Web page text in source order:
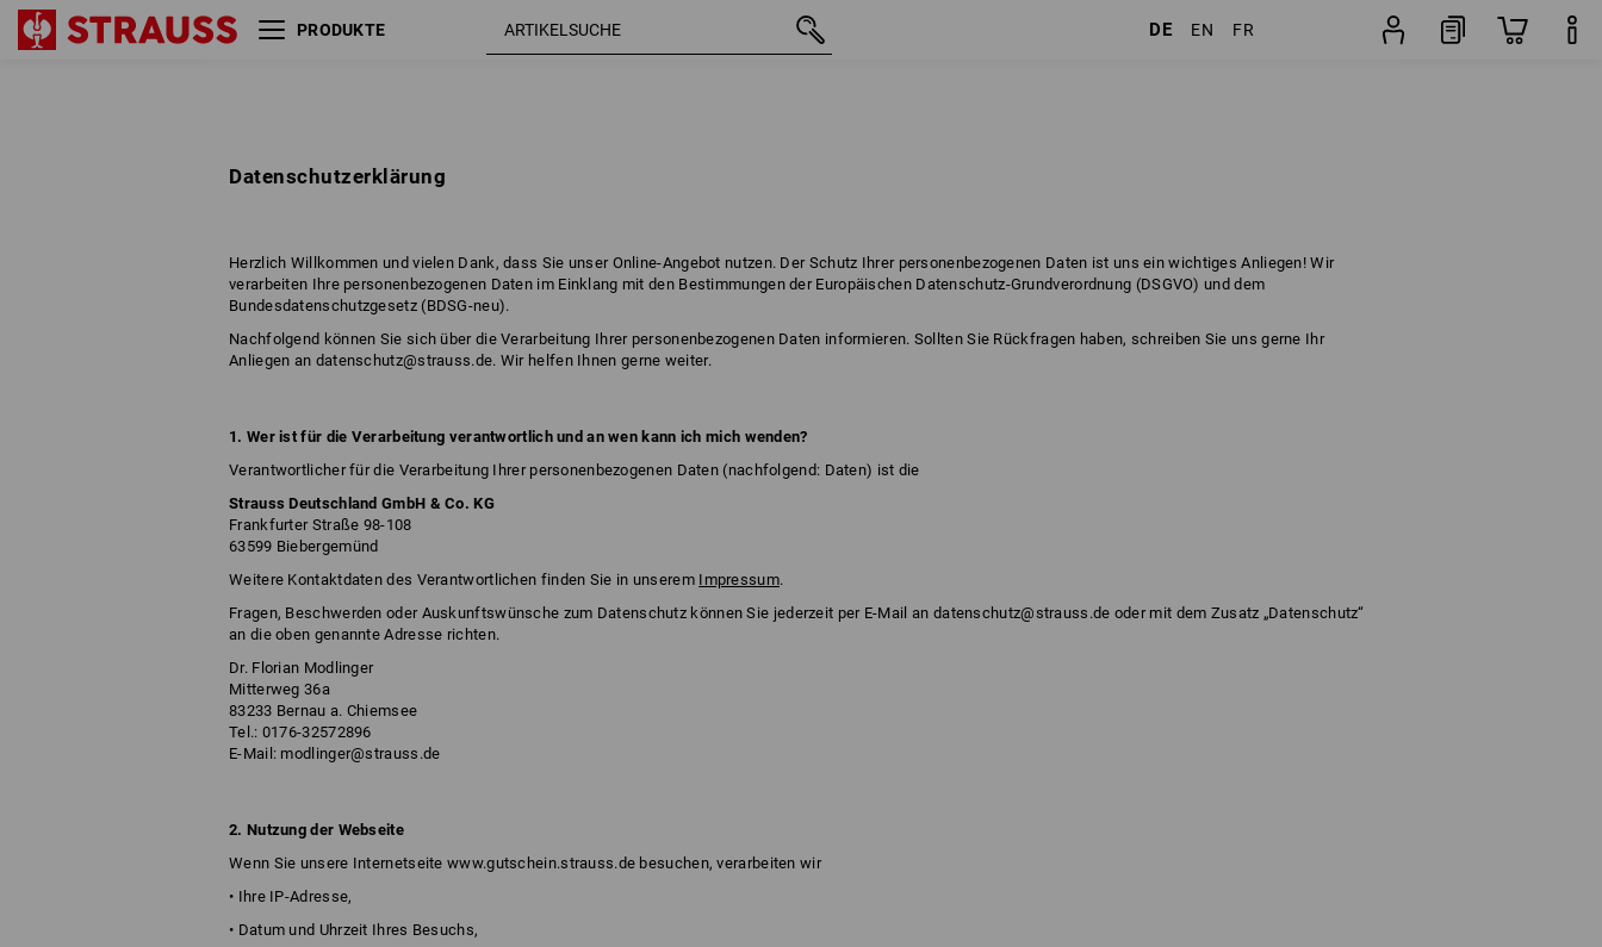
PRODUKTE DE EN FR
Datenschutzerklärung
Herzlich Willkommen und vielen Dank, dass Sie unser Online-Angebot nutzen. Der Schutz Ihrer personenbezogenen Daten ist uns ein wichtiges Anliegen! Wir
verarbeiten Ihre personenbezogenen Daten im Einklang mit den Bestimmungen der Europäischen Datenschutz-Grundverordnung (DSGVO) und dem
Bundesdatenschutzgesetz (BDSG-neu).
Nachfolgend können Sie sich über die Verarbeitung Ihrer personenbezogenen Daten informieren. Sollten Sie Rückfragen haben, schreiben Sie uns gerne Ihr
Anliegen an datenschutz@strauss.de. Wir helfen Ihnen gerne weiter.
1. Wer ist für die Verarbeitung verantwortlich und an wen kann ich mich wenden?
Verantwortlicher für die Verarbeitung Ihrer personenbezogenen Daten (nachfolgend: Daten) ist die
Strauss Deutschland GmbH & Co. KG
Frankfurter Straße 98-108
63599 Biebergemünd
Weitere Kontaktdaten des Verantwortlichen finden Sie in unserem Impressum.
Fragen, Beschwerden oder Auskunftswünsche zum Datenschutz können Sie jederzeit per E-Mail an datenschutz@strauss.de oder mit dem Zusatz „Datenschutz“
an die oben genannte Adresse richten.
Dr. Florian Modlinger
Mitterweg 36a
83233 Bernau a. Chiemsee
Tel.: 0176-32572896
E-Mail: modlinger@strauss.de
2. Nutzung der Webseite
Wenn Sie unsere Internetseite www.gutschein.strauss.de besuchen, verarbeiten wir
• Ihre IP-Adresse,
• Datum und Uhrzeit Ihres Besuchs,